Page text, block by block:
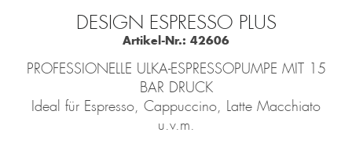
DESIGN ESPRESSO PLUS
Artikel-Nr.: 42606
PROFESSIONELLE ULKA-ESPRESSOPUMPE MIT 15
BAR DRUCK
Ideal für Espresso, Cappuccino, Latte Macchiato
u.v.m.